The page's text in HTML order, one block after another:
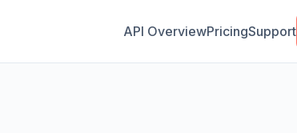
API OverviewPricingSupport